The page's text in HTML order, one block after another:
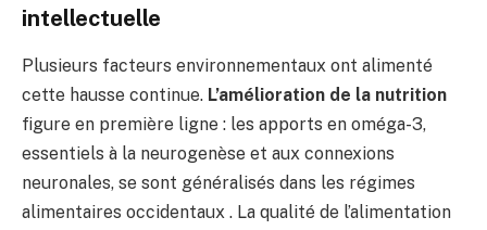
intellectuelle
Plusieurs facteurs environnementaux ont alimenté
cette hausse continue. L’amélioration de la nutrition
figure en première ligne : les apports en oméga-3,
essentiels à la neurogenèse et aux connexions
neuronales, se sont généralisés dans les régimes
alimentaires occidentaux . La qualité de l’alimentation